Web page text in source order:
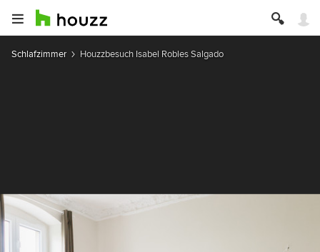
Schlafzimmer Houzzbesuch Isabel Robles Salgado